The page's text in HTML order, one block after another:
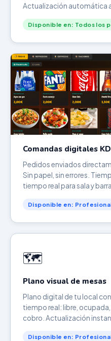
Actualización automática
Disponible en: Todos los
Comandas digitales
Pedidos enviados
Sin papel, sin errores.
tiempo real para sala y barra.
Disponible en:
🗺️
Plano visual de mesas
Plano digital de tu local
tiempo real: libre,
cobro. Actualización
Disponible en: